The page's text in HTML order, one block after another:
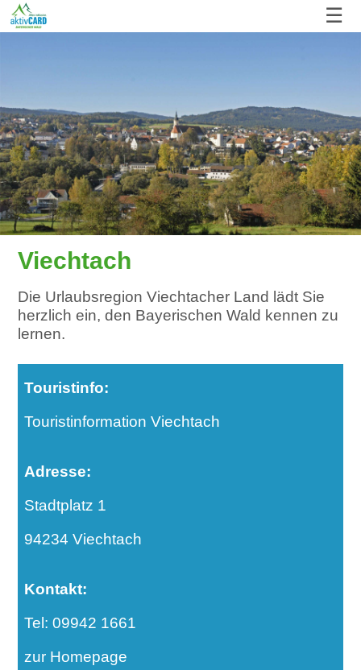
☰
Viechtach
Die Urlaubsregion Viechtacher Land lädt Sie
herzlich ein, den Bayerischen Wald kennen zu
lernen.
Touristinfo:
Touristinformation Viechtach
Adresse:
Stadtplatz 1
94234 Viechtach
Kontakt:
Tel: 09942 1661
zur Homepage